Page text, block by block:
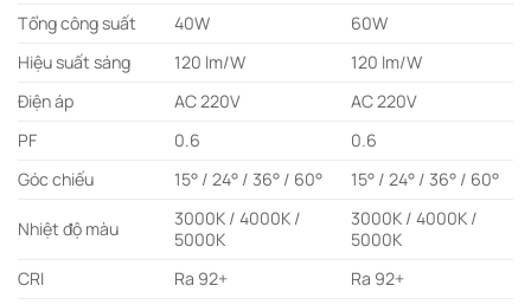
Tổng công suất 40W
60W
Hiệu suất sáng
120 lm/W
120 lm/W
Điện áp
AC 220V
AC 220V
PF
0.6
0.6
Góc chiếu
15° / 24° / 36° / 60° 15° / 24° / 36° / 60°
Nhiệt độ màu
3000K / 4000K /
5000K
3000K / 4000K /
5000K
CRI
Ra 92+ Ra 92+